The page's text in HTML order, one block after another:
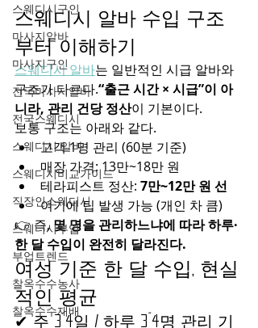
스웨디시구인
마사지알바
마사지구인
전국마사지알바
전국스웨디시
스웨디시 알바
스웨디시비교가이드
직장인스웨디시
스웨디시부업
부업트렌드
찰옥수수농사
찰옥수수재배
스웨디시 알바 수입 구조
부터 이해하기
스웨디시 알바는 일반적인 시급 알바와
구조가 다르다.“출근 시간 × 시급”이 아
니라, 관리 건당 정산이 기본이다.
보통 구조는 아래와 같다.
고객 1명 관리 (60분 기준)
매장 가격: 13만~18만 원
테라피스트 정산: 7만~12만 원 선
여기에 팁 발생 가능 (개인 차 큼)
👉 즉, 몇 명을 관리하느냐에 따라 하루·
한 달 수입이 완전히 달라진다.
여성 기준 한 달 수입, 현실
적인 평균
✔ 주 3~4일 / 하루 3~4명 관리 기